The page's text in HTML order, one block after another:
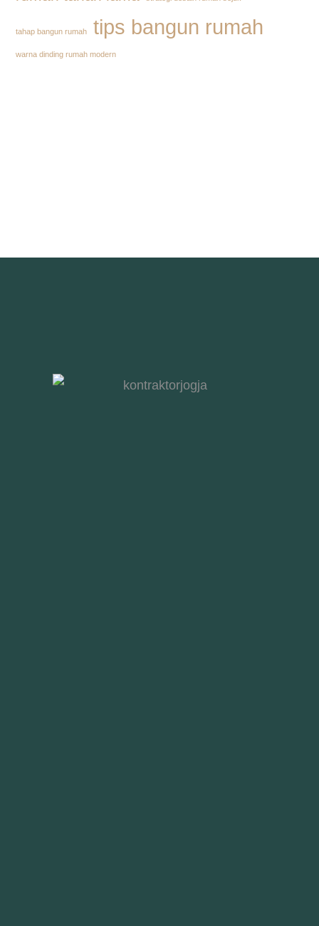
tahap bangun rumah tips bangun rumah
warna dinding rumah modern